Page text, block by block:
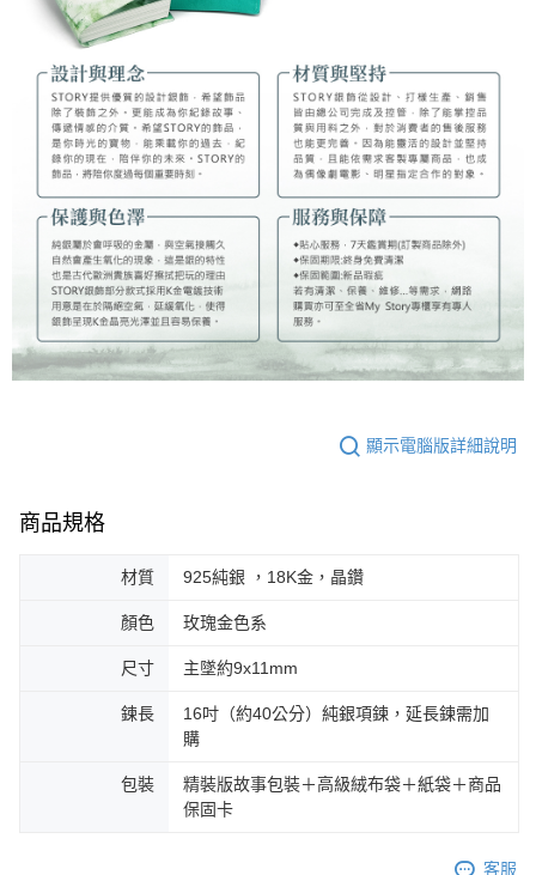
顯示電腦版詳細說明
商品規格
材質 925純銀 ，18K金，晶鑽
顏色 玫瑰金色系
尺寸 主墜約9x11mm
鍊長
16吋（約40公分）純銀項鍊，延長鍊需加
購
包裝
精裝版故事包裝＋高級絨布袋＋紙袋＋商品
保固卡
客服